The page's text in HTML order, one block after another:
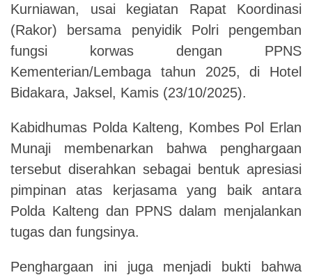
Kurniawan, usai kegiatan Rapat Koordinasi
(Rakor) bersama penyidik Polri pengemban
fungsi korwas dengan PPNS
Kementerian/Lembaga tahun 2025, di Hotel
Bidakara, Jaksel, Kamis (23/10/2025).
Kabidhumas Polda Kalteng, Kombes Pol Erlan
Munaji membenarkan bahwa penghargaan
tersebut diserahkan sebagai bentuk apresiasi
pimpinan atas kerjasama yang baik antara
Polda Kalteng dan PPNS dalam menjalankan
tugas dan fungsinya.
Penghargaan ini juga menjadi bukti bahwa